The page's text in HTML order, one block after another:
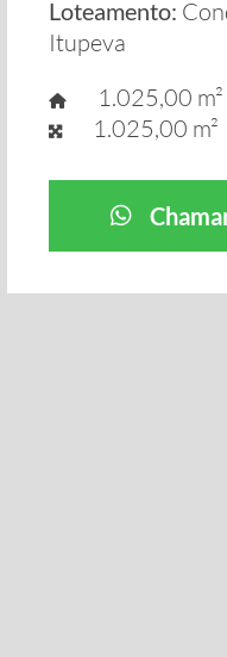
Loteamento:
Itupeva
1.025,00 m²
1.025,00 m²